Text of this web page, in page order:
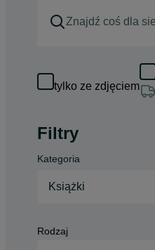
tylko ze zdjęciem
Filtry
Kategoria
Książki
Rodzaj